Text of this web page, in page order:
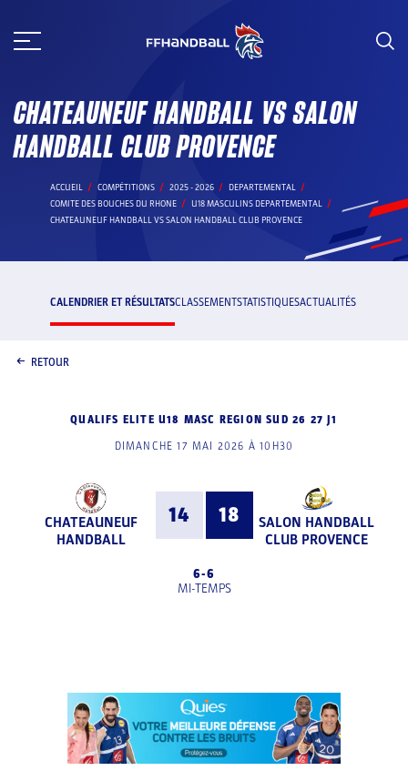
au
CHATEAUNEUF HANDBALL VS SALON
HANDBALL CLUB PROVENCE
ACCUEIL COMPÉTITIONS 2025 - 2026
DEPARTEMENTAL
COMITE DES BOUCHES DU RHONE
U18 MASCULINS DEPARTEMENTAL
CHATEAUNEUF HANDBALL VS SALON HANDBALL CLUB PROVENCE
CALENDRIER ET RÉSULTATSCLASSEMENTSTATISTIQUESACTUALITÉS
RETOUR
QUALIFS ELITE U18 MASC REGION SUD 26 27 J1
DIMANCHE 17 MAI 2026 À 10H30
CHATEAUNEUF
HANDBALL
14 18
SALON HANDBALL
CLUB PROVENCE
6-6
MI-TEMPS